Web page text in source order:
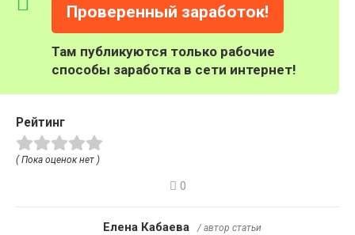
Проверенный заработок!
Там публикуются только рабочие
способы заработка в сети интернет!
Рейтинг
( Пока оценок нет )
0
Елена Кабаева / автор статьи